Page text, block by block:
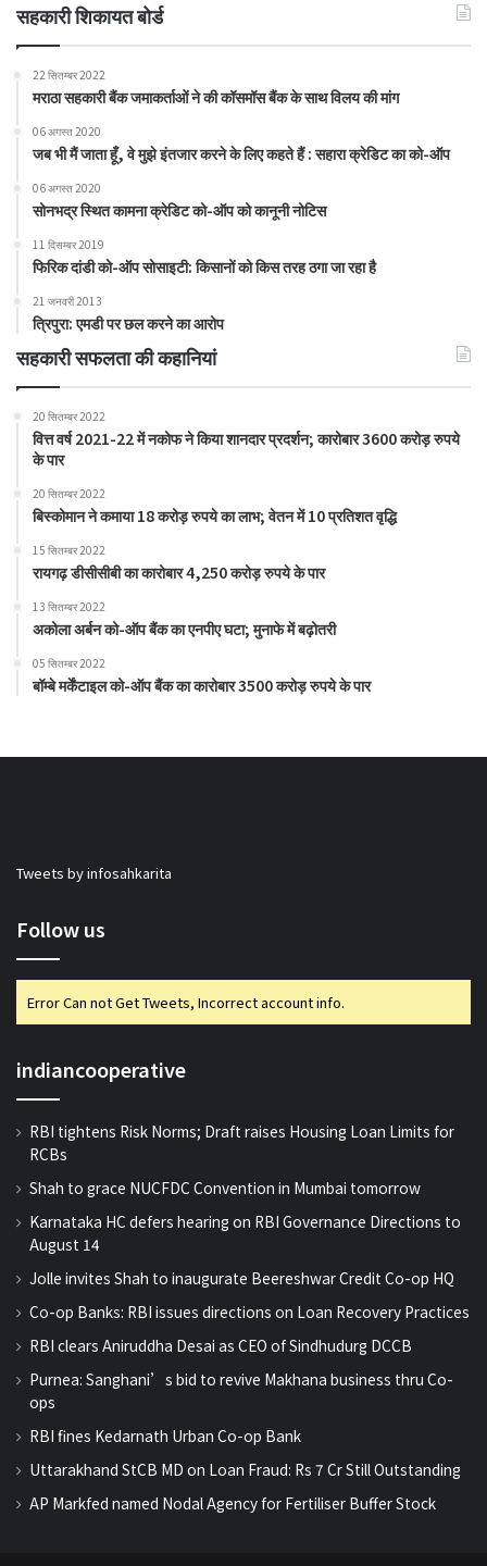
सहकारी शिकायत बोर्ड
22 सितम्बर 2022
मराठा सहकारी बैंक जमाकर्ताओं ने की कॉसमॉस बैंक के साथ विलय की मांग
06 अगस्त 2020
जब भी मैं जाता हूँ, वे मुझे इंतजार करने के लिए कहते हैं : सहारा क्रेडिट का को-ऑप
06 अगस्त 2020
सोनभद्र स्थित कामना क्रेडिट को-ऑप को कानूनी नोटिस
11 दिसम्बर 2019
फिरिक दांडी को-ऑप सोसाइटी: किसानों को किस तरह ठगा जा रहा है
21 जनवरी 2013
त्रिपुरा: एमडी पर छल करने का आरोप
सहकारी सफलता की कहानियां
20 सितम्बर 2022
वित्त वर्ष 2021-22 में नकोफ ने किया शानदार प्रदर्शन; कारोबार 3600 करोड़ रुपये
के पार
20 सितम्बर 2022
बिस्कोमान ने कमाया 18 करोड़ रुपये का लाभ; वेतन में 10 प्रतिशत वृद्धि
15 सितम्बर 2022
रायगढ़ डीसीसीबी का कारोबार 4,250 करोड़ रुपये के पार
13 सितम्बर 2022
अकोला अर्बन को-ऑप बैंक का एनपीए घटा; मुनाफे में बढ़ोतरी
05 सितम्बर 2022
बॉम्बे मर्केंटाइल को-ऑप बैंक का कारोबार 3500 करोड़ रुपये के पार
Tweets by infosahkarita
Follow us
Error Can not Get Tweets, Incorrect account info.
indiancooperative
RBI tightens Risk Norms; Draft raises Housing Loan Limits for
RCBs
Shah to grace NUCFDC Convention in Mumbai tomorrow
Karnataka HC defers hearing on RBI Governance Directions to
August 14
Jolle invites Shah to inaugurate Beereshwar Credit Co-op HQ
Co-op Banks: RBI issues directions on Loan Recovery Practices
RBI clears Aniruddha Desai as CEO of Sindhudurg DCCB
Purnea: Sanghani’s bid to revive Makhana business thru Co-
ops
RBI fines Kedarnath Urban Co-op Bank
Uttarakhand StCB MD on Loan Fraud: Rs 7 Cr Still Outstanding
AP Markfed named Nodal Agency for Fertiliser Buffer Stock